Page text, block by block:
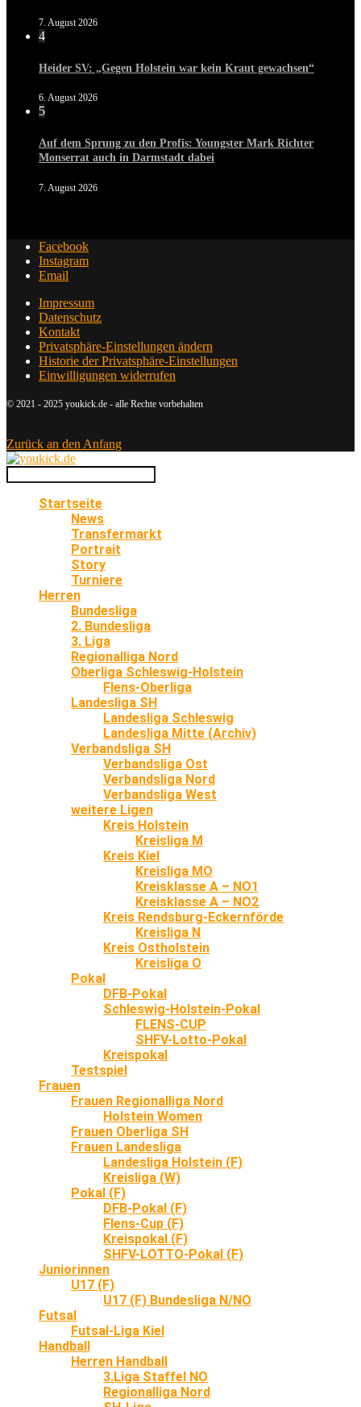
7. August 2026
4
Heider SV: „Gegen Holstein war kein Kraut gewachsen“
6. August 2026
5
Auf dem Sprung zu den Profis: Youngster Mark Richter
Monserrat auch in Darmstadt dabei
7. August 2026
Facebook
Instagram
Email
Impressum
Datenschutz
Kontakt
Privatsphäre-Einstellungen ändern
Historie der Privatsphäre-Einstellungen
Einwilligungen widerrufen
© 2021 - 2025 youkick.de - alle Rechte vorbehalten
Zurück an den Anfang
Startseite
News
Transfermarkt
Portrait
Story
Turniere
Herren
Bundesliga
2. Bundesliga
3. Liga
Regionalliga Nord
Oberliga Schleswig-Holstein
Flens-Oberliga
Landesliga SH
Landesliga Schleswig
Landesliga Mitte (Archiv)
Verbandsliga SH
Verbandsliga Ost
Verbandsliga Nord
Verbandsliga West
weitere Ligen
Kreis Holstein
Kreisliga M
Kreis Kiel
Kreisliga MO
Kreisklasse A – NO1
Kreisklasse A – NO2
Kreis Rendsburg-Eckernförde
Kreisliga N
Kreis Ostholstein
Kreisliga O
Pokal
DFB-Pokal
Schleswig-Holstein-Pokal
FLENS-CUP
SHFV-Lotto-Pokal
Kreispokal
Testspiel
Frauen
Frauen Regionalliga Nord
Holstein Women
Frauen Oberliga SH
Frauen Landesliga
Landesliga Holstein (F)
Kreisliga (W)
Pokal (F)
DFB-Pokal (F)
Flens-Cup (F)
Kreispokal (F)
SHFV-LOTTO-Pokal (F)
Juniorinnen
U17 (F)
U17 (F) Bundesliga N/NO
Futsal
Futsal-Liga Kiel
Handball
Herren Handball
3.Liga Staffel NO
Regionalliga Nord